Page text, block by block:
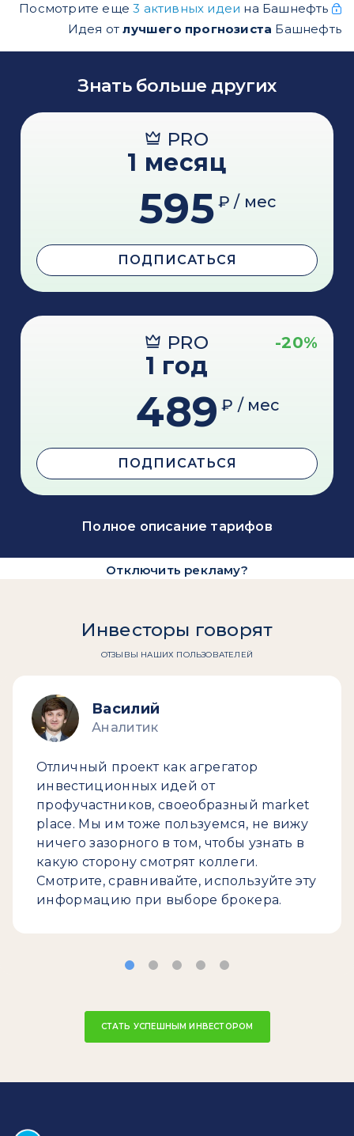
Посмотрите еще3 активных идеи на Башнефть
Идея отлучшего прогнозиста Башнефть
Знать больше других
PRO
1 месяц
595 ₽ / мес
ПОДПИСАТЬСЯ
PRO -20%
1 год
489 ₽ / мес
ПОДПИСАТЬСЯ
Полное описание тарифов
Отключить рекламу?
Инвесторы говорят
ОТЗЫВЫ НАШИХ ПОЛЬЗОВАТЕЛЕЙ
Василий
Аналитик
Отличный проект как агрегатор
инвестиционных идей от
профучастников, своеобразный market
place. Мы им тоже пользуемся, не вижу
ничего зазорного в том, чтобы узнать в
какую сторону смотрят коллеги.
Смотрите, сравнивайте, используйте эту
информацию при выборе брокера.
СТАТЬ УСПЕШНЫМ ИНВЕСТОРОМ